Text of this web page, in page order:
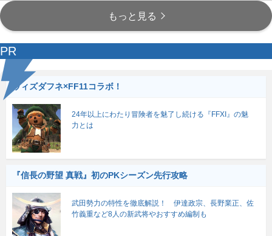
もっと見る
PR
ウィズダフネ×FF11コラボ！
24年以上にわたり冒険者を魅了し続ける『FFXI』の魅
力とは
『信長の野望 真戦』初のPKシーズン先行攻略
武田勢力の特性を徹底解説！ 伊達政宗、長野業正、佐
竹義重など8人の新武将やおすすめ編制も